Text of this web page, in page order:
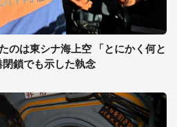
のは東シナ海上空 「とにかく何と
鎖でも示した執念